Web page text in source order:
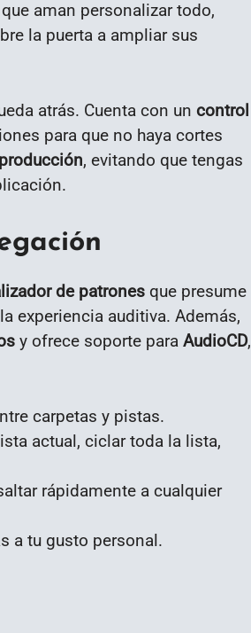
aman personalizar todo,
la puerta a ampliar sus
atrás. Cuenta con un control
para que no haya cortes
, evitando que tengas
de patrones que presume
experiencia auditiva. Además,
y ofrece soporte para AudioCD,
carpetas y pistas.
actual, ciclar toda la lista,
rápidamente a cualquier
a tu gusto personal.